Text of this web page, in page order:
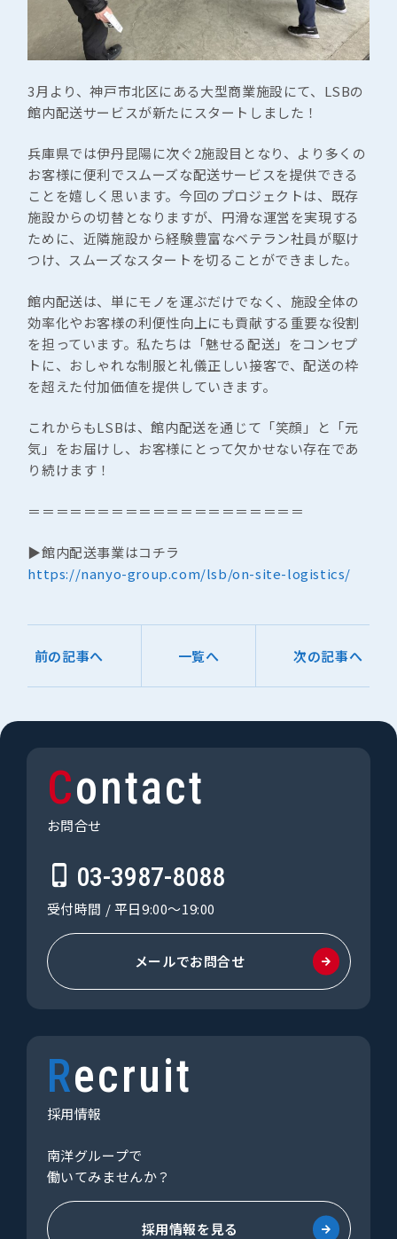
3月より、神戸市北区にある大型商業施設にて、LSBの
館内配送サービスが新たにスタートしました！
兵庫県では伊丹昆陽に次ぐ2施設目となり、より多くの
お客様に便利でスムーズな配送サービスを提供できる
ことを嬉しく思います。今回のプロジェクトは、既存
施設からの切替となりますが、円滑な運営を実現する
ために、近隣施設から経験豊富なベテラン社員が駆け
つけ、スムーズなスタートを切ることができました。
館内配送は、単にモノを運ぶだけでなく、施設全体の
効率化やお客様の利便性向上にも貢献する重要な役割
を担っています。私たちは「魅せる配送」をコンセプ
トに、おしゃれな制服と礼儀正しい接客で、配送の枠
を超えた付加価値を提供していきます。
これからもLSBは、館内配送を通じて「笑顔」と「元
気」をお届けし、お客様にとって欠かせない存在であ
り続けます！
＝＝＝＝＝＝＝＝＝＝＝＝＝＝＝＝＝＝＝＝
▶︎館内配送事業はコチラ
https://nanyo-group.com/lsb/on-site-logistics/
前の記事へ 次の記事へ
一覧へ
Contact
お問合せ
03-3987-8088
受付時間 / 平日9:00〜19:00
メールでお問合せ
Recruit
採用情報
南洋グループで
働いてみませんか？
採用情報を見る